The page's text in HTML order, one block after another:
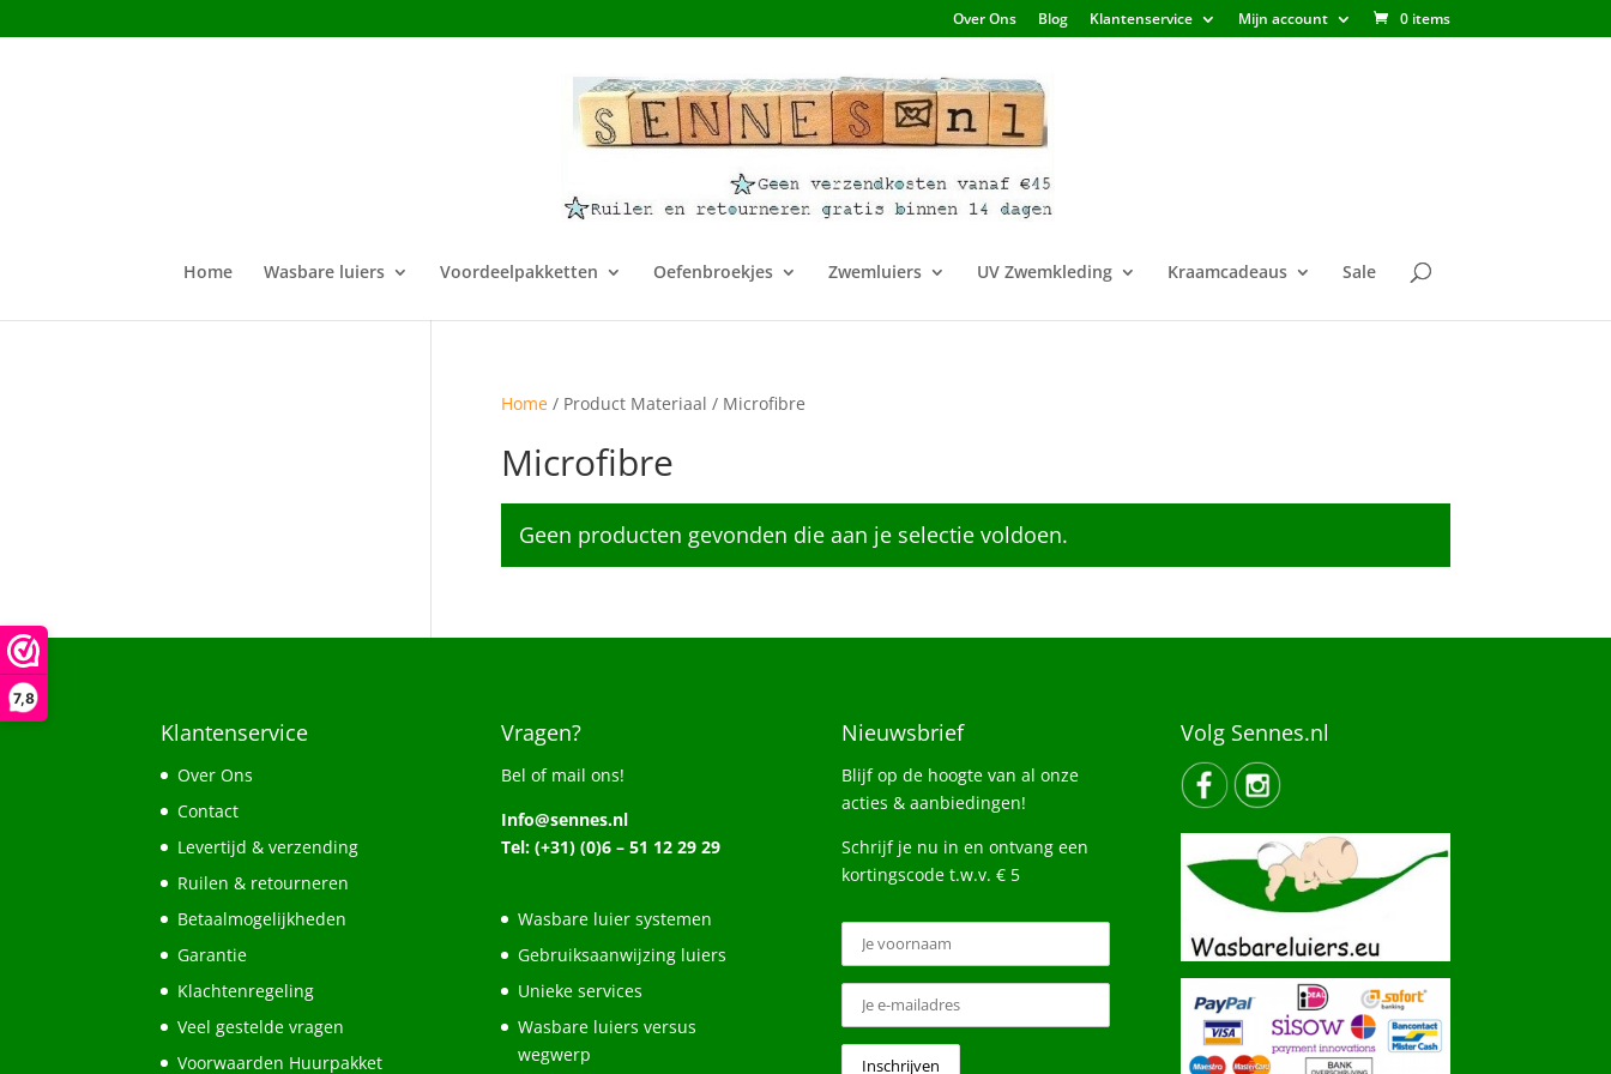
7,8
Over Ons Blog Klantenservice Mijn account 0 items
Home Wasbare luiers Voordeelpakketten Oefenbroekjes Zwemluiers UV Zwemkleding Kraamcadeaus Sale
Home/ Product Materiaal / Microfibre
Microfibre
Geen producten gevonden die aan je selectie voldoen.
Klantenservice
Over Ons
Contact
Levertijd & verzending
Ruilen & retourneren
Betaalmogelijkheden
Garantie
Klachtenregeling
Veel gestelde vragen
Voorwaarden Huurpakket
Vragen?
Bel of mail ons!
Info@sennes.nl
Tel: (+31) (0)6 – 51 12 29 29
Wasbare luier systemen
Gebruiksaanwijzing luiers
Unieke services
Wasbare luiers versus
wegwerp
Nieuwsbrief
Blijf op de hoogte van al onze
acties & aanbiedingen!
Schrijf je nu in en ontvang een
kortingscode t.w.v. € 5
Volg Sennes.nl